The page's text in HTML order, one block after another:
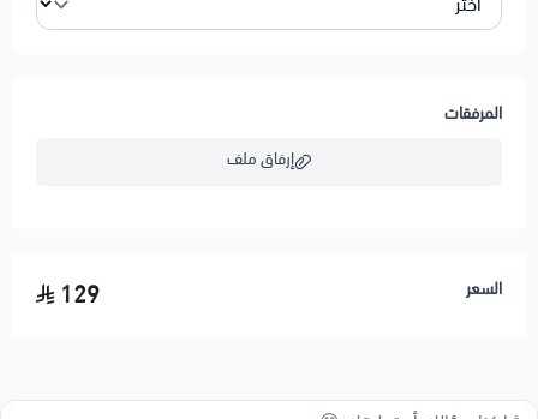
لاختيار خدمة اضافة شعاراضغط هنا
المرفقات
إرفاق ملف
السعر 129